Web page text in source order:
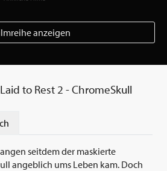
anzeigen
Laid to Rest 2 - ChromeSkull
seitdem der maskierte
angeblich ums Leben kam. Doch